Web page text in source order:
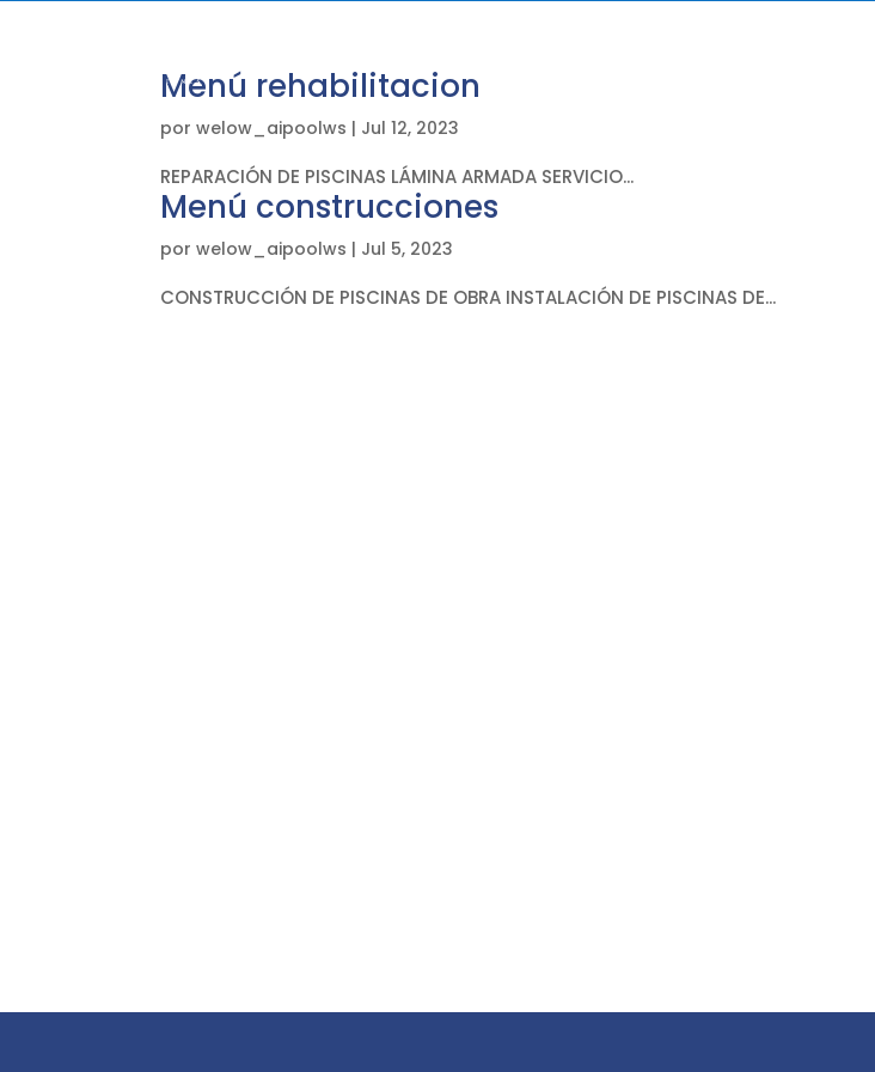
Menú rehabilitacion
porwelow_aipoolws | Jul 12, 2023
REPARACIÓN DE PISCINAS LÁMINA ARMADA SERVICIO...
Menú construcciones
porwelow_aipoolws | Jul 5, 2023
CONSTRUCCIÓN DE PISCINAS DE OBRA INSTALACIÓN DE PISCINAS DE...